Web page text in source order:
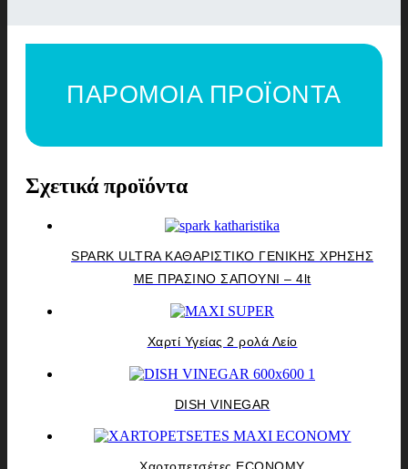
ΠΑΡΟΜΟΙΑ ΠΡΟΪΟΝΤΑ
Σχετικά προϊόντα
SPARK ULTRA ΚΑΘΑΡΙΣΤΙΚΟ ΓΕΝΙΚΗΣ ΧΡΗΣΗΣ
ΜΕ ΠΡΑΣΙΝΟ ΣΑΠΟΥΝΙ – 4lt
Χαρτί Υγείας 2 ρολά Λείο
DISH VINEGAR